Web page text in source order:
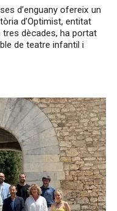
d’enguany ofereix un
d’Optimist, entitat
tres dècades, ha portat
de teatre infantil i